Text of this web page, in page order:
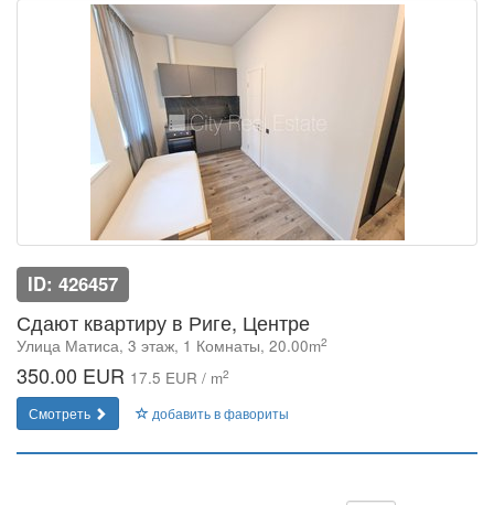
ID: 426457
Сдают квартиру в Риге, Центре
Улица Матиса, 3 этаж, 1 Комнаты, 20.00m2
350.00 EUR 17.5 EUR / m2
Смотреть добавить в фавориты